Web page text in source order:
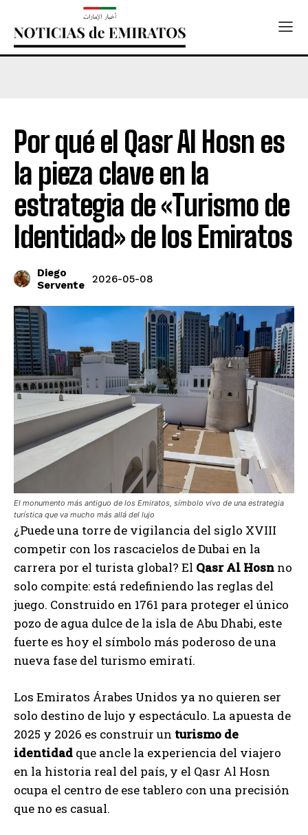
Por qué el Qasr Al Hosn es
la pieza clave en la
estrategia de «Turismo de
Identidad» de los Emiratos
Diego
Servente
2026-05-08
El monumento más antiguo de los Emiratos, símbolo vivo de una estrategia
turística que va mucho más allá del lujo
¿Puede una torre de vigilancia del siglo XVIII
competir con los rascacielos de Dubai en la
carrera por el turista global? El Qasr Al Hosn no
solo compite: está redefiniendo las reglas del
juego. Construido en 1761 para proteger el único
pozo de agua dulce de la isla de Abu Dhabi, este
fuerte es hoy el símbolo más poderoso de una
nueva fase del turismo emiratí.
Los Emiratos Árabes Unidos ya no quieren ser
solo destino de lujo y espectáculo. La apuesta de
2025 y 2026 es construir un turismo de
identidad que ancle la experiencia del viajero
en la historia real del país, y el Qasr Al Hosn
ocupa el centro de ese tablero con una precisión
que no es casual.